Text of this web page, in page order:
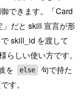
できます。「Card
だと skill 宣言が形
skill_id を渡して
しい使い方です。
を
else
句で持た
す。